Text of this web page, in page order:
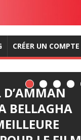
CRÉER UN COMPTE
D’AMMAN
BELLAGHA